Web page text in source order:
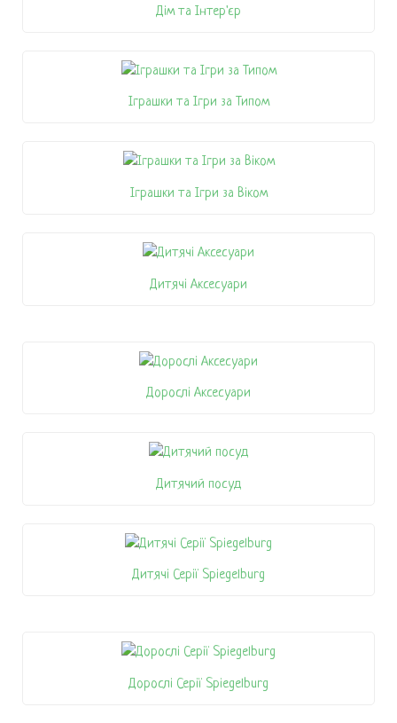
Дім та Інтер'єр
Іграшки та Ігри за Типом
Іграшки та Ігри за Віком
Дитячі Аксесуари
Дорослі Аксесуари
Дитячий посуд
Дитячі Серії Spiegelburg
Дорослі Серії Spiegelburg